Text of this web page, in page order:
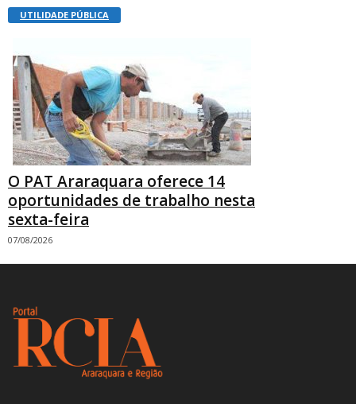
UTILIDADE PÚBLICA
O PAT Araraquara oferece 14
oportunidades de trabalho nesta
sexta-feira
07/08/2026